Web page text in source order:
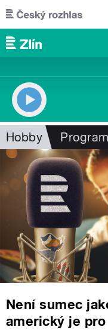
Přejít k hlavnímu obsahu
Hobby Program
Není sumec
americký je